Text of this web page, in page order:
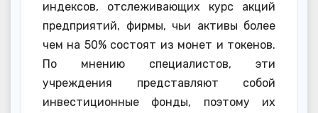
индексов, отслеживающих курс акций
предприятий, фирмы, чьи активы более
чем на 50% состоят из монет и токенов.
По мнению специалистов, эти
учреждения представляют собой
инвестиционные фонды, поэтому их